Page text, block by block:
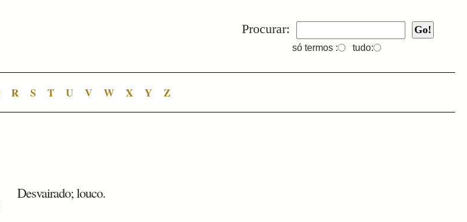
Procurar:
só termos : tudo:
R S T U V W X Y Z
Desvairado; louco.